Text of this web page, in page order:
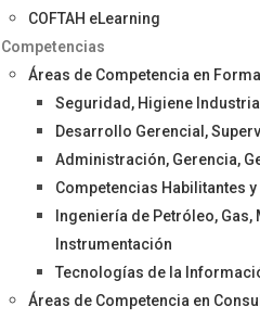
COFTAH eLearning
Competencias
Áreas de Competencia en
Seguridad, Higiene
Desarrollo Gerencial,
Administración, Gerencia,
Competencias Habilitantes
Ingeniería de Petróleo,
Instrumentación
Tecnologías de la
Áreas de Competencia en